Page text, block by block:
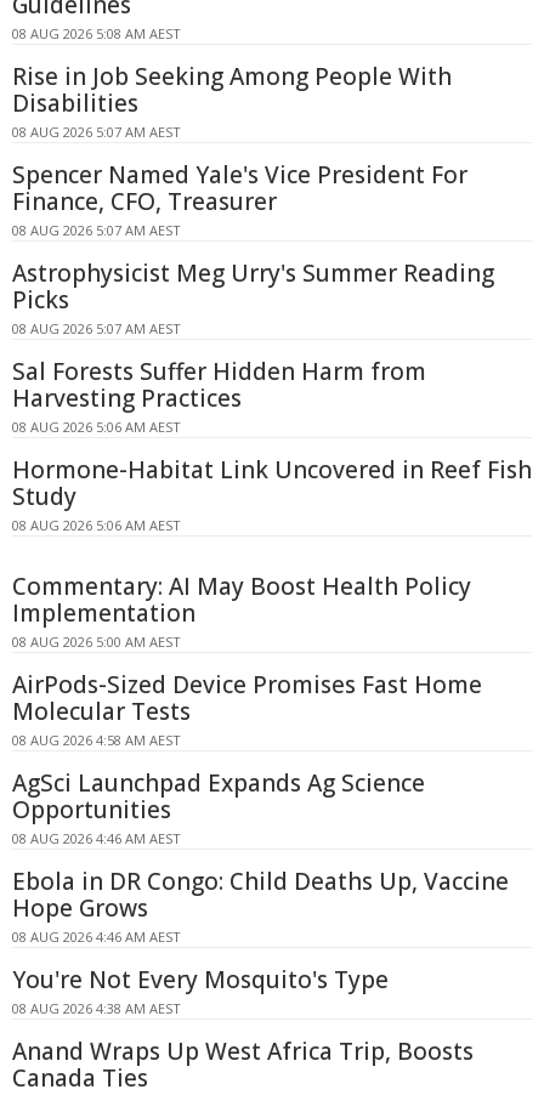
08 AUG 2026 5:08 AM AEST
Rise in Job Seeking Among People With
Disabilities
08 AUG 2026 5:07 AM AEST
Spencer Named Yale's Vice President For
Finance, CFO, Treasurer
08 AUG 2026 5:07 AM AEST
Astrophysicist Meg Urry's Summer Reading
Picks
08 AUG 2026 5:07 AM AEST
Sal Forests Suffer Hidden Harm from
Harvesting Practices
08 AUG 2026 5:06 AM AEST
Hormone-Habitat Link Uncovered in Reef Fish
Study
08 AUG 2026 5:06 AM AEST
Commentary: AI May Boost Health Policy
Implementation
08 AUG 2026 5:00 AM AEST
AirPods-Sized Device Promises Fast Home
Molecular Tests
08 AUG 2026 4:58 AM AEST
AgSci Launchpad Expands Ag Science
Opportunities
08 AUG 2026 4:46 AM AEST
Ebola in DR Congo: Child Deaths Up, Vaccine
Hope Grows
08 AUG 2026 4:46 AM AEST
You're Not Every Mosquito's Type
08 AUG 2026 4:38 AM AEST
Anand Wraps Up West Africa Trip, Boosts
Canada Ties